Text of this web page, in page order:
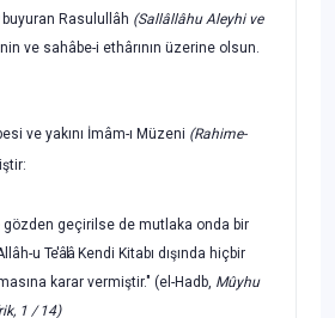
buyuran Rasulullâh (Sallâllâhu Aleyhi ve
ve sahâbe-i ethârının üzerine olsun.
ve yakını İmâm-ı Müzeni (Rahime-
gözden geçirilse de mutlaka onda bir
u Te'âlâ Kendi Kitabı dışında hiçbir
karar vermiştir." (el-Hadb, Mûyhu
1/14)